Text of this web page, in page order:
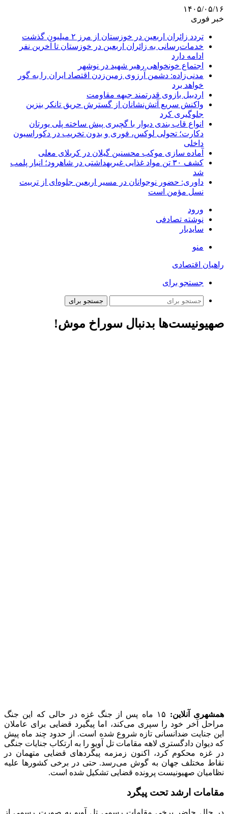
۱۴۰۵/۰۵/۱۶
خبر فوری
تردد زائران اربعین در خوزستان از مرز ۲ میلیون گذشت
خدمات‌رسانی به زائران اربعین در خوزستان تا آخرین نفر
ادامه دارد
اجتماع خونخواهی رهبر شهید در نوشهر
مدنی‌زاده: دشمن آرزوی زمین‌زدن اقتصاد ایران را به گور
خواهد برد
اردبیل بازوی قدرتمند جبهه مقاومت
واکنش سریع آتش‌نشانان از گسترش حریق تانکر بنزین
جلوگیری کرد
انواع قاب بندی دیوار با گچبری پیش ساخته پلی یورتان
دکارت؛ تحولی لوکس، فوری و بدون تخریب در دکوراسیون
داخلی
آماده سازی موکب محسنین گیلان در کربلای معلی
کشف ۳۰ تن مواد غذایی غیربهداشتی در شاهرود؛ انبار پلمب
شد
داوری: حضور نوجوانان در مسیر اربعین جلوه‌ای از تربیت
نسل مؤمن است
ورود
نوشته تصادفی
سایدبار
منو
راهیان اقتصادی
جستجو برای
جستجو برای
صهیونیست‌ها بدنبال سوراخ موش!
شده
۱ میلیون پست: تعداد پست‌ها منتشر شده در شبکه‌های مجازی در
هر روز با احتمال تهدید حقوقی علیه نظامیان
موضوع شکایات: مربوط به عملیات‌های نظامی اسرائیل در غزه و
دیگر مناطق فلسطینی
توصیه مقامات اسرائیلی: عدم انجام سفرهای غیرضروری خارجی و
کاهش فعالیت در شبکه‌های مجازی (توصیه امنیت اطلاعات ارتش
اسرائیل به نظامیان)